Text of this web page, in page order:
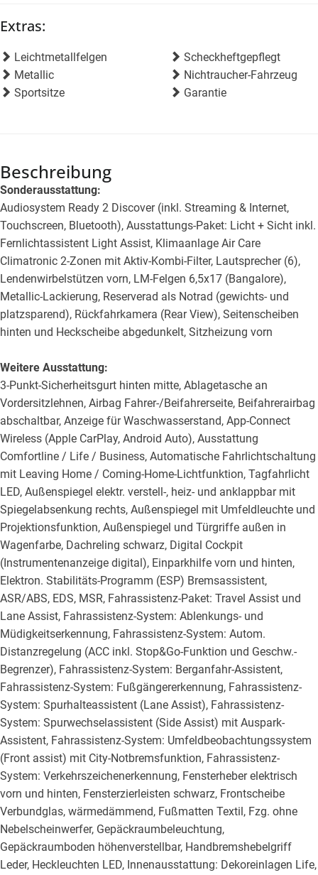
Extras:
Leichtmetallfelgen
Scheckheftgepflegt
Metallic
Nichtraucher-Fahrzeug
Sportsitze
Garantie
Beschreibung
Sonderausstattung:
Audiosystem Ready 2 Discover (inkl. Streaming & Internet,
Touchscreen, Bluetooth), Ausstattungs-Paket: Licht + Sicht inkl.
Fernlichtassistent Light Assist, Klimaanlage Air Care
Climatronic 2-Zonen mit Aktiv-Kombi-Filter, Lautsprecher (6),
Lendenwirbelstützen vorn, LM-Felgen 6,5x17 (Bangalore),
Metallic-Lackierung, Reserverad als Notrad (gewichts- und
platzsparend), Rückfahrkamera (Rear View), Seitenscheiben
hinten und Heckscheibe abgedunkelt, Sitzheizung vorn
Weitere Ausstattung:
3-Punkt-Sicherheitsgurt hinten mitte, Ablagetasche an
Vordersitzlehnen, Airbag Fahrer-/Beifahrerseite, Beifahrerairbag
abschaltbar, Anzeige für Waschwasserstand, App-Connect
Wireless (Apple CarPlay, Android Auto), Ausstattung
Comfortline / Life / Business, Automatische Fahrlichtschaltung
mit Leaving Home / Coming-Home-Lichtfunktion, Tagfahrlicht
LED, Außenspiegel elektr. verstell-, heiz- und anklappbar mit
Spiegelabsenkung rechts, Außenspiegel mit Umfeldleuchte und
Projektionsfunktion, Außenspiegel und Türgriffe außen in
Wagenfarbe, Dachreling schwarz, Digital Cockpit
(Instrumentenanzeige digital), Einparkhilfe vorn und hinten,
Elektron. Stabilitäts-Programm (ESP) Bremsassistent,
ASR/ABS, EDS, MSR, Fahrassistenz-Paket: Travel Assist und
Lane Assist, Fahrassistenz-System: Ablenkungs- und
Müdigkeitserkennung, Fahrassistenz-System: Autom.
Distanzregelung (ACC inkl. Stop&Go-Funktion und Geschw.-
Begrenzer), Fahrassistenz-System: Berganfahr-Assistent,
Fahrassistenz-System: Fußgängererkennung, Fahrassistenz-
System: Spurhalteassistent (Lane Assist), Fahrassistenz-
System: Spurwechselassistent (Side Assist) mit Auspark-
Assistent, Fahrassistenz-System: Umfeldbeobachtungssystem
(Front assist) mit City-Notbremsfunktion, Fahrassistenz-
System: Verkehrszeichenerkennung, Fensterheber elektrisch
vorn und hinten, Fensterzierleisten schwarz, Frontscheibe
Verbundglas, wärmedämmend, Fußmatten Textil, Fzg. ohne
Nebelscheinwerfer, Gepäckraumbeleuchtung,
Gepäckraumboden höhenverstellbar, Handbremshebelgriff
Leder, Heckleuchten LED, Innenausstattung: Dekoreinlagen Life,